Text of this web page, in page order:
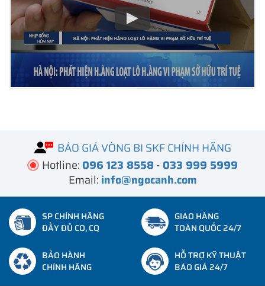
BÁO GIÁ VÒNG BI SKF CHÍNH HÃNG
Hotline: 096 123 8558- 033 999 5999
Email: info@ngocanh.com
SP CHÍNH HÃNG
ĐẦY ĐỦ CO, CQ
GIAO HÀNG
TOÀN QUỐC 24/7
BẢO HÀNH
CHÍNH HÃNG
HỖ TRỢ KỸ THUẬT
BÁO GIÁ 24/7